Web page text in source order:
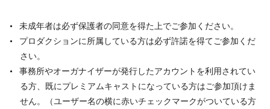
未成年者は必ず保護者の同意を得た上でご参加ください。
プロダクションに所属している方は必ず許諾を得てご参加くだ
さい。
事務所やオーガナイザーが発行したアカウントを利用されてい
る方、既にプレミアムキャストになっている方はご参加頂けま
せん。（ユーザー名の横に赤いチェックマークがついている方